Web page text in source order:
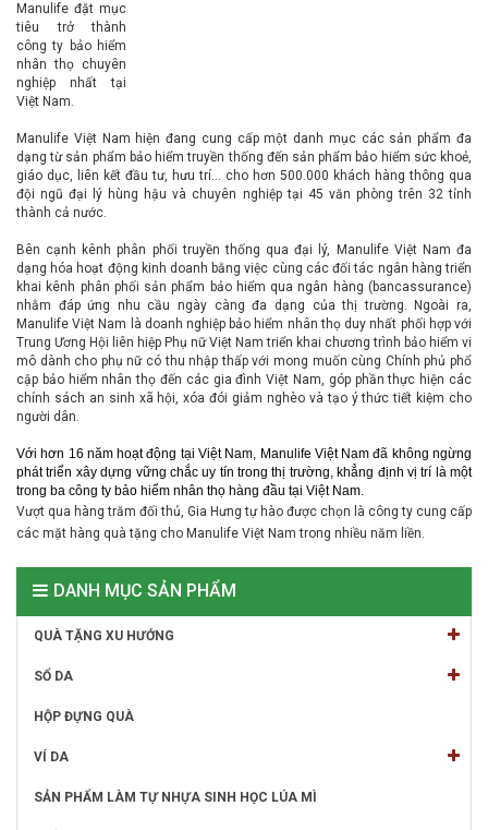
Manulife đặt mục
tiêu trở thành
công ty bảo hiểm
nhân thọ chuyên
nghiệp nhất tại
Việt Nam.
Manulife Việt Nam hiện đang cung cấp một danh mục các sản phẩm đa
dạng từ sản phẩm bảo hiểm truyền thống đến sản phẩm bảo hiểm sức khoẻ,
giáo dục, liên kết đầu tư, hưu trí… cho hơn 500.000 khách hàng thông qua
đội ngũ đại lý hùng hậu và chuyên nghiệp tại 45 văn phòng trên 32 tỉnh
thành cả nước.
Bên cạnh kênh phân phối truyền thống qua đại lý, Manulife Việt Nam đa
dạng hóa hoạt động kinh doanh bằng việc cùng các đối tác ngân hàng triển
khai kênh phân phối sản phẩm bảo hiểm qua ngân hàng (bancassurance)
nhằm đáp ứng nhu cầu ngày càng đa dạng của thị trường. Ngoài ra,
Manulife Việt Nam là doanh nghiệp bảo hiểm nhân thọ duy nhất phối hợp với
Trung Ương Hội liên hiệp Phụ nữ Việt Nam triển khai chương trình bảo hiểm vi
mô dành cho phụ nữ có thu nhập thấp với mong muốn cùng Chính phủ phổ
cập bảo hiểm nhân thọ đến các gia đình Việt Nam, góp phần thực hiện các
chính sách an sinh xã hội, xóa đói giảm nghèo và tạo ý thức tiết kiệm cho
người dân.
Với hơn 16 năm hoạt động tại Việt Nam, Manulife Việt Nam đã không ngừng
phát triển xây dựng vững chắc uy tín trong thị trường, khẳng định vị trí là một
trong ba công ty bảo hiểm nhân thọ hàng đầu tại Việt Nam.
Vượt qua hàng trăm đối thủ, Gia Hưng tự hào được chọn là công ty cung cấp
các mặt hàng quà tặng cho Manulife Việt Nam trong nhiều năm liền.
DANH MỤC SẢN PHẨM
QUÀ TẶNG XU HƯỚNG
SỔ DA
HỘP ĐỰNG QUÀ
VÍ DA
SẢN PHẨM LÀM TỰ NHỰA SINH HỌC LÚA MÌ